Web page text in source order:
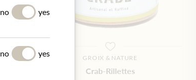
GROIX & NATURE
Crab-Rillettes
no yes
no
yes